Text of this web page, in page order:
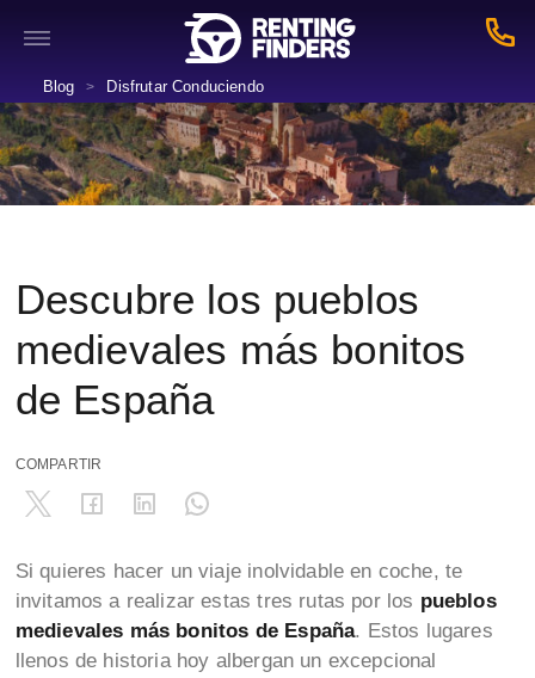
Blog > Disfrutar Conduciendo
Descubre los pueblos
medievales más bonitos
de España
COMPARTIR
Si quieres hacer un viaje inolvidable en coche, te
invitamos a realizar estas tres rutas por los pueblos
medievales más bonitos de España. Estos lugares
llenos de historia hoy albergan un excepcional